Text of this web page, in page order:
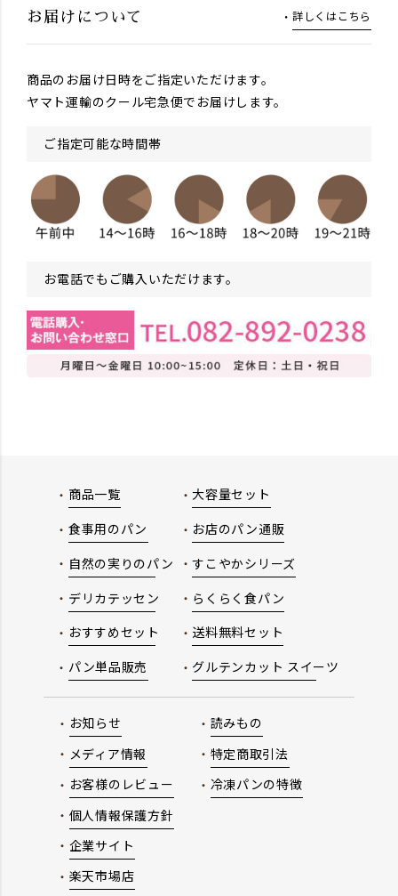
お届けについて 詳しくはこちら
商品のお届け日時をご指定いただけます。
ヤマト運輸のクール宅急便でお届けします。
ご指定可能な時間帯
お電話でもご購入いただけます。
商品一覧
食事用のパン
自然の実りのパン
デリカテッセン
おすすめセット
パン単品販売
大容量セット
お店のパン通販
すこやかシリーズ
らくらく食パン
送料無料セット
グルテンカット スイーツ
お知らせ
メディア情報
お客様のレビュー
個人情報保護方針
読みもの
特定商取引法
冷凍パンの特徴
企業サイト
楽天市場店